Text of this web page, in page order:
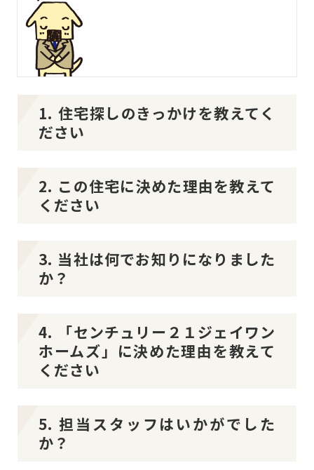
1. 住宅探しのきっかけを教えてく
ださい
2. この住宅に決めた理由を教えて
ください
3. 当社は何でお知りになりました
か？
4. 「センチュリー２１ジェイワン
ホームズ」に決めた理由を教えて
ください
5. 担当スタッフはいかがでした
か？